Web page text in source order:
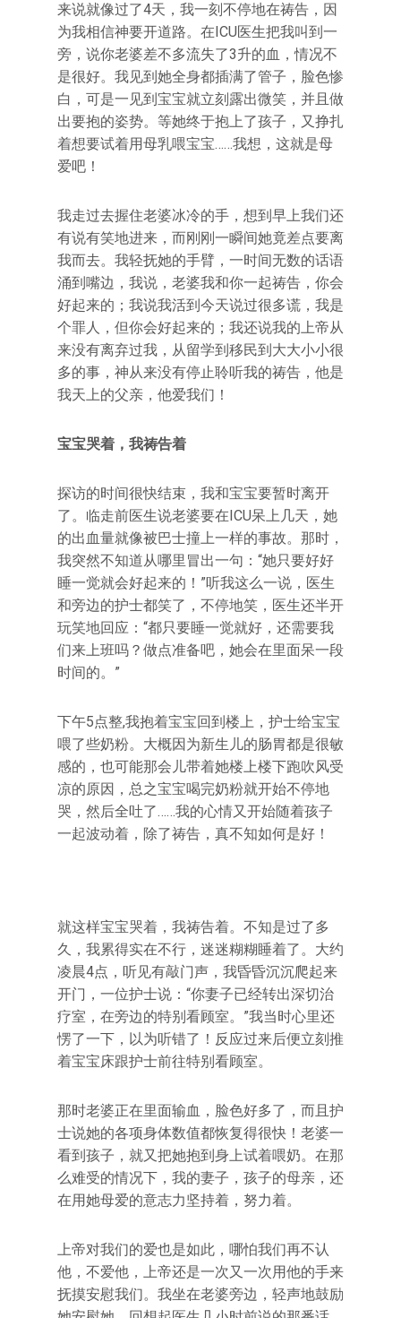
来说就像过了4天，我一刻不停地在祷告，因
为我相信神要开道路。在ICU医生把我叫到一
旁，说你老婆差不多流失了3升的血，情况不
是很好。我见到她全身都插满了管子，脸色惨
白，可是一见到宝宝就立刻露出微笑，并且做
出要抱的姿势。等她终于抱上了孩子，又挣扎
着想要试着用母乳喂宝宝……我想，这就是母
爱吧！
我走过去握住老婆冰冷的手，想到早上我们还
有说有笑地进来，而刚刚一瞬间她竟差点要离
我而去。我轻抚她的手臂，一时间无数的话语
涌到嘴边，我说，老婆我和你一起祷告，你会
好起来的；我说我活到今天说过很多谎，我是
个罪人，但你会好起来的；我还说我的上帝从
来没有离弃过我，从留学到移民到大大小小很
多的事，神从来没有停止聆听我的祷告，他是
我天上的父亲，他爱我们！
宝宝哭着，我祷告着
探访的时间很快结束，我和宝宝要暂时离开
了。临走前医生说老婆要在ICU呆上几天，她
的出血量就像被巴士撞上一样的事故。那时，
我突然不知道从哪里冒出一句：“她只要好好
睡一觉就会好起来的！”听我这么一说，医生
和旁边的护士都笑了，不停地笑，医生还半开
玩笑地回应：“都只要睡一觉就好，还需要我
们来上班吗？做点准备吧，她会在里面呆一段
时间的。”
下午5点整,我抱着宝宝回到楼上，护士给宝宝
喂了些奶粉。大概因为新生儿的肠胃都是很敏
感的，也可能那会儿带着她楼上楼下跑吹风受
凉的原因，总之宝宝喝完奶粉就开始不停地
哭，然后全吐了……我的心情又开始随着孩子
一起波动着，除了祷告，真不知如何是好！
就这样宝宝哭着，我祷告着。不知是过了多
久，我累得实在不行，迷迷糊糊睡着了。大约
凌晨4点，听见有敲门声，我昏昏沉沉爬起来
开门，一位护士说：“你妻子已经转出深切治
疗室，在旁边的特别看顾室。”我当时心里还
愣了一下，以为听错了！反应过来后便立刻推
着宝宝床跟护士前往特别看顾室。
那时老婆正在里面输血，脸色好多了，而且护
士说她的各项身体数值都恢复得很快！老婆一
看到孩子，就又把她抱到身上试着喂奶。在那
么难受的情况下，我的妻子，孩子的母亲，还
在用她母爱的意志力坚持着，努力着。
上帝对我们的爱也是如此，哪怕我们再不认
他，不爱他，上帝还是一次又一次用他的手来
抚摸安慰我们。我坐在老婆旁边，轻声地鼓励